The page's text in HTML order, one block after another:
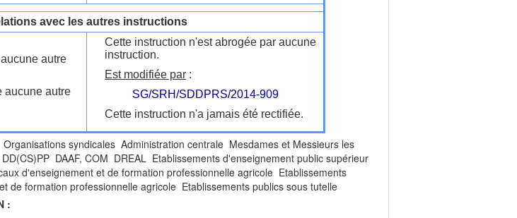
avec les autres instructions
autre
aucune autre
Cette instruction n'est abrogée par aucune
instruction.
Est modifiée par :
SG/SRH/SDDPRS/2014-909
Cette instruction n'a jamais été rectifiée.
Organisations syndicales Administration centrale Mesdames et Messieurs les
DAAF, COM DREAL Etablissements d'enseignement public supérieur
d'enseignement et de formation professionnelle agricole Etablissements
de formation professionnelle agricole Etablissements publics sous tutelle
: